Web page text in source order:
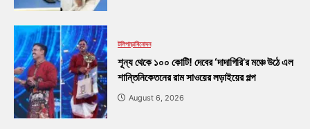
টলিপাড়াবিনোদন
শূন্য থেকে ১০০ কোটি! দেবের ‘দাদাগিরি’র মঞ্চে উঠে এল
শান্তিনিকেতনের রাম সাওয়ের লড়াইয়ের গল্প
August 6, 2026